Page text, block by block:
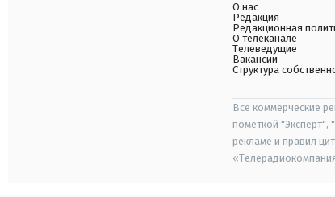
О нас
Редакция
Редакционная
О телеканале
Телеведущие
Вакансии
Структура
Все коммерческие
пометкой
рекламе и правил